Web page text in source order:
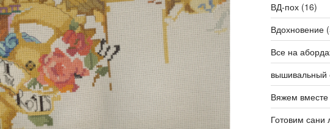
ВД-пох(16)
Вдохновение
Все на
вышивальный
Вяжем вместе
Готовим сани